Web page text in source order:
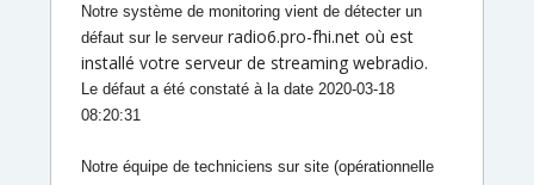
Notre système de monitoring vient de détecter un
défaut sur le serveur radio6.pro-fhi.net où est
installé votre serveur de streaming webradio.
Le défaut a été constaté à la date 2020-03-18
08:20:31
Notre équipe de techniciens sur site (opérationnelle